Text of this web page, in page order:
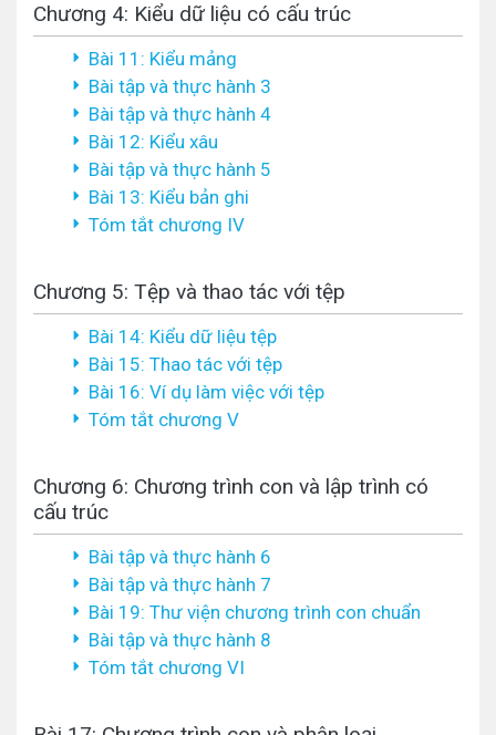
Chương 4: Kiểu dữ liệu có cấu trúc
Bài 11: Kiểu mảng
Bài tập và thực hành 3
Bài tập và thực hành 4
Bài 12: Kiểu xâu
Bài tập và thực hành 5
Bài 13: Kiểu bản ghi
Tóm tắt chương IV
Chương 5: Tệp và thao tác với tệp
Bài 14: Kiểu dữ liệu tệp
Bài 15: Thao tác với tệp
Bài 16: Ví dụ làm việc với tệp
Tóm tắt chương V
Chương 6: Chương trình con và lập trình có
cấu trúc
Bài tập và thực hành 6
Bài tập và thực hành 7
Bài 19: Thư viện chương trình con chuẩn
Bài tập và thực hành 8
Tóm tắt chương VI